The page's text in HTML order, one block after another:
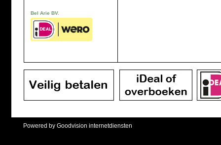
Bel Arie BV.
Powered by Goodvision internetdiensten